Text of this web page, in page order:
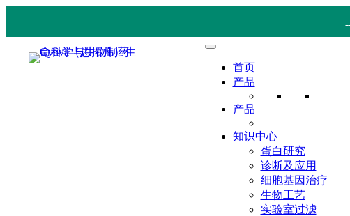
首页
产品
产品
知识中心
蛋白研究
诊断及应用
细胞基因治疗
生物工艺
实验室过滤